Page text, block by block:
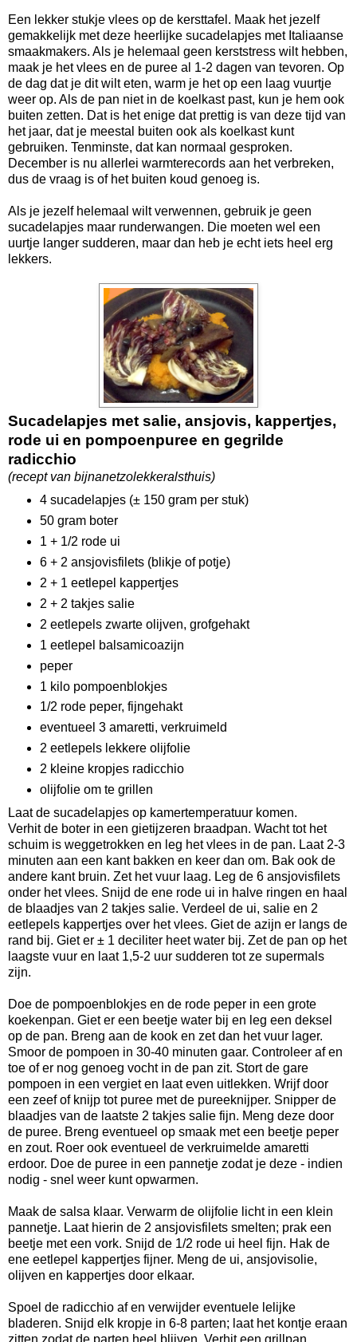
Een lekker stukje vlees op de kersttafel. Maak het jezelf
gemakkelijk met deze heerlijke sucadelapjes met Italiaanse
smaakmakers. Als je helemaal geen kerststress wilt hebben,
maak je het vlees en de puree al 1-2 dagen van tevoren. Op
de dag dat je dit wilt eten, warm je het op een laag vuurtje
weer op. Als de pan niet in de koelkast past, kun je hem ook
buiten zetten. Dat is het enige dat prettig is van deze tijd van
het jaar, dat je meestal buiten ook als koelkast kunt
gebruiken. Tenminste, dat kan normaal gesproken.
December is nu allerlei warmterecords aan het verbreken,
dus de vraag is of het buiten koud genoeg is.
Als je jezelf helemaal wilt verwennen, gebruik je geen
sucadelapjes maar runderwangen. Die moeten wel een
uurtje langer sudderen, maar dan heb je echt iets heel erg
lekkers.
Sucadelapjes met salie, ansjovis, kappertjes,
rode ui en pompoenpuree en gegrilde
radicchio
(recept van bijnanetzolekkeralsthuis)
4 sucadelapjes (± 150 gram per stuk)
50 gram boter
1 + 1/2 rode ui
6 + 2 ansjovisfilets (blikje of potje)
2 + 1 eetlepel kappertjes
2 + 2 takjes salie
2 eetlepels zwarte olijven, grofgehakt
1 eetlepel balsamicoazijn
peper
1 kilo pompoenblokjes
1/2 rode peper, fijngehakt
eventueel 3 amaretti, verkruimeld
2 eetlepels lekkere olijfolie
2 kleine kropjes radicchio
olijfolie om te grillen
Laat de sucadelapjes op kamertemperatuur komen.
Verhit de boter in een gietijzeren braadpan. Wacht tot het
schuim is weggetrokken en leg het vlees in de pan. Laat 2-3
minuten aan een kant bakken en keer dan om. Bak ook de
andere kant bruin. Zet het vuur laag. Leg de 6 ansjovisfilets
onder het vlees. Snijd de ene rode ui in halve ringen en haal
de blaadjes van 2 takjes salie. Verdeel de ui, salie en 2
eetlepels kappertjes over het vlees. Giet de azijn er langs de
rand bij. Giet er ± 1 deciliter heet water bij. Zet de pan op het
laagste vuur en laat 1,5-2 uur sudderen tot ze supermals
zijn.
Doe de pompoenblokjes en de rode peper in een grote
koekenpan. Giet er een beetje water bij en leg een deksel
op de pan. Breng aan de kook en zet dan het vuur lager.
Smoor de pompoen in 30-40 minuten gaar. Controleer af en
toe of er nog genoeg vocht in de pan zit. Stort de gare
pompoen in een vergiet en laat even uitlekken. Wrijf door
een zeef of knijp tot puree met de pureeknijper. Snipper de
blaadjes van de laatste 2 takjes salie fijn. Meng deze door
de puree. Breng eventueel op smaak met een beetje peper
en zout. Roer ook eventueel de verkruimelde amaretti
erdoor. Doe de puree in een pannetje zodat je deze - indien
nodig - snel weer kunt opwarmen.
Maak de salsa klaar. Verwarm de olijfolie licht in een klein
pannetje. Laat hierin de 2 ansjovisfilets smelten; prak een
beetje met een vork. Snijd de 1/2 rode ui heel fijn. Hak de
ene eetlepel kappertjes fijner. Meng de ui, ansjovisolie,
olijven en kappertjes door elkaar.
Spoel de radicchio af en verwijder eventuele lelijke
bladeren. Snijd elk kropje in 6-8 parten; laat het kontje eraan